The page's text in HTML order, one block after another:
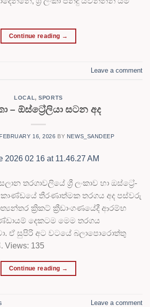
Continue reading →
Leave a comment
LOCAL,SPORTS
– ඕස්ට්‍රේලියා සටන අද
FEBRUARY 16, 2026 BY NEWS_SANDEEP
තර­ගා­ව­ලියේ ශ්‍රී ලංකාව හා ඔස්ට්‍රේ­
කාණ්ඩයේ තීර­ණා­ත්මක තර­ගය අද පස්වරු
ක්‍රිකට් ක්‍රීඩාං­ග­ණ­යේදී ආරම්භ
දෙකටම මෙම තරගය
ඒ සුපිරි අට වටයේ බලා­පො­රොත්තු
Views: 135
Continue reading →
Leave a comment